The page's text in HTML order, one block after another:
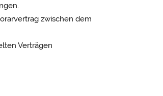
zwischen dem
Verträgen